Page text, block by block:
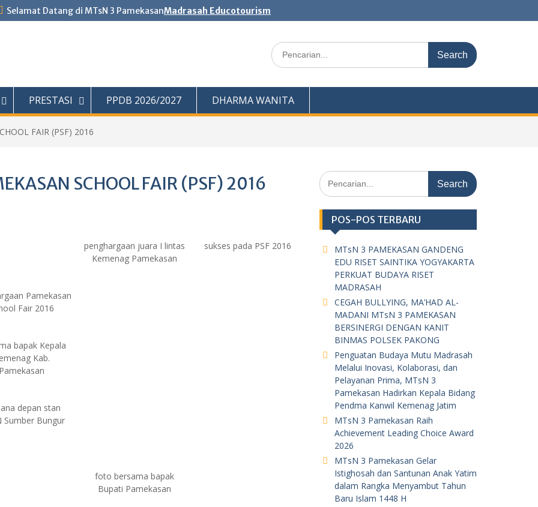
Selamat Datang di MTsN 3 PamekasanMadrasah Educotourism
Search
for:
PRESTASI PPDB 2026/2027 DHARMA WANITA
FAIR (PSF) 2016
SCHOOL FAIR (PSF) 2016
penghargaan juara I lintas
Kemenag Pamekasan
sukses pada PSF 2016
Pamekasan
Fair 2016
bapak Kepala
Kab.
Pamekasan
depan stan
Sumber Bungur
foto bersama bapak
Bupati Pamekasan
Search
for:
POS-POS TERBARU
MTsN 3 PAMEKASAN GANDENG
EDU RISET SAINTIKA YOGYAKARTA
PERKUAT BUDAYA RISET
MADRASAH
CEGAH BULLYING, MA’HAD AL-
MADANI MTsN 3 PAMEKASAN
BERSINERGI DENGAN KANIT
BINMAS POLSEK PAKONG
Penguatan Budaya Mutu Madrasah
Melalui Inovasi, Kolaborasi, dan
Pelayanan Prima, MTsN 3
Pamekasan Hadirkan Kepala Bidang
Pendma Kanwil Kemenag Jatim
MTsN 3 Pamekasan Raih
Achievement Leading Choice Award
2026
MTsN 3 Pamekasan Gelar
Istighosah dan Santunan Anak Yatim
dalam Rangka Menyambut Tahun
Baru Islam 1448 H